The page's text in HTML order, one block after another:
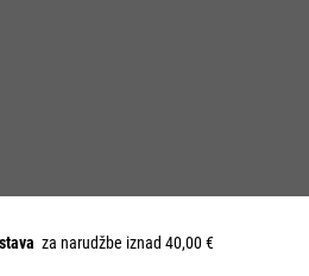
za narudžbe iznad 40,00 €